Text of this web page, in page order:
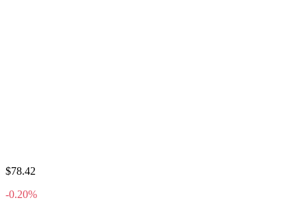
$78.42
-0.20%